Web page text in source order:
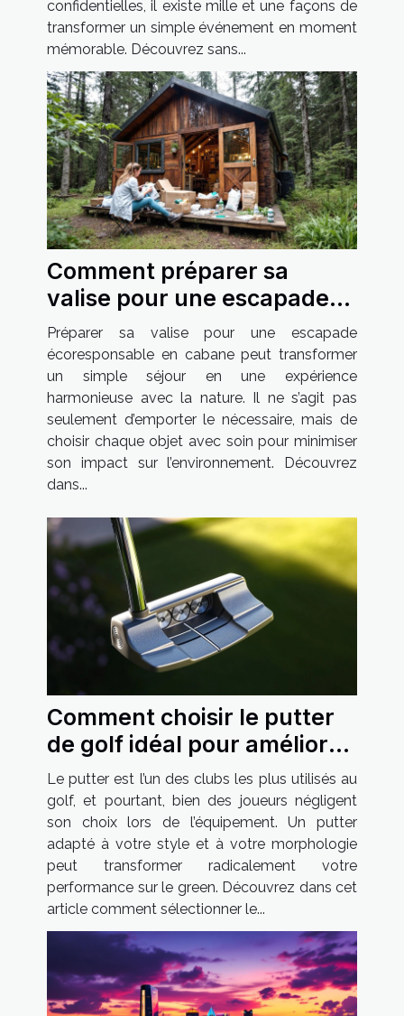
confidentielles, il existe mille et une façons de
transformer un simple événement en moment
mémorable. Découvrez sans...
Comment préparer sa
valise pour une escapade
écoresponsable en cabane
?
Préparer sa valise pour une escapade
écoresponsable en cabane peut transformer
un simple séjour en une expérience
harmonieuse avec la nature. Il ne s’agit pas
seulement d’emporter le nécessaire, mais de
choisir chaque objet avec soin pour minimiser
son impact sur l’environnement. Découvrez
dans...
Comment choisir le putter
de golf idéal pour améliorer
votre jeu ?
Le putter est l’un des clubs les plus utilisés au
golf, et pourtant, bien des joueurs négligent
son choix lors de l’équipement. Un putter
adapté à votre style et à votre morphologie
peut transformer radicalement votre
performance sur le green. Découvrez dans cet
article comment sélectionner le...